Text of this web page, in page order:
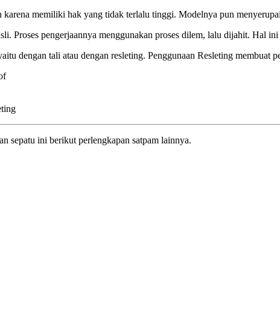
karena memiliki hak yang tidak terlalu tinggi. Modelnya pun
Proses pengerjaannya menggunakan proses dilem, lalu dijahit. Hal
dengan tali atau dengan resleting. Penggunaan Resleting membuat
sepatu ini berikut perlengkapan satpam lainnya.